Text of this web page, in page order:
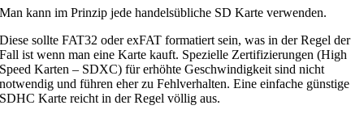
Man kann im Prinzip jede handelsübliche SD Karte verwenden.
Diese sollte FAT32 oder exFAT formatiert sein, was in der Regel der
Fall ist wenn man eine Karte kauft. Spezielle Zertifizierungen (High
Speed Karten – SDXC) für erhöhte Geschwindigkeit sind nicht
notwendig und führen eher zu Fehlverhalten. Eine einfache günstige
SDHC Karte reicht in der Regel völlig aus.